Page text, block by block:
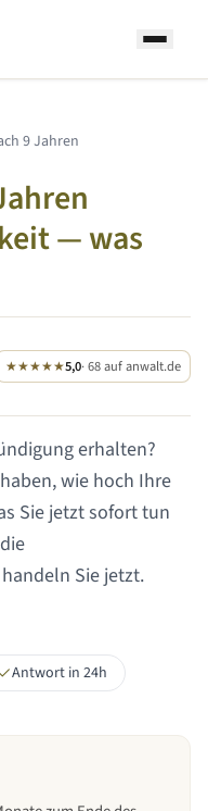
9 Jahren
— was
★★★★★5,0· 68 auf anwalt.de
erhalten?
wie hoch Ihre
Sie jetzt sofort tun
Sie jetzt.
Antwort in 24h